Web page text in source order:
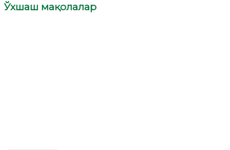
Ўхшаш мақолалар